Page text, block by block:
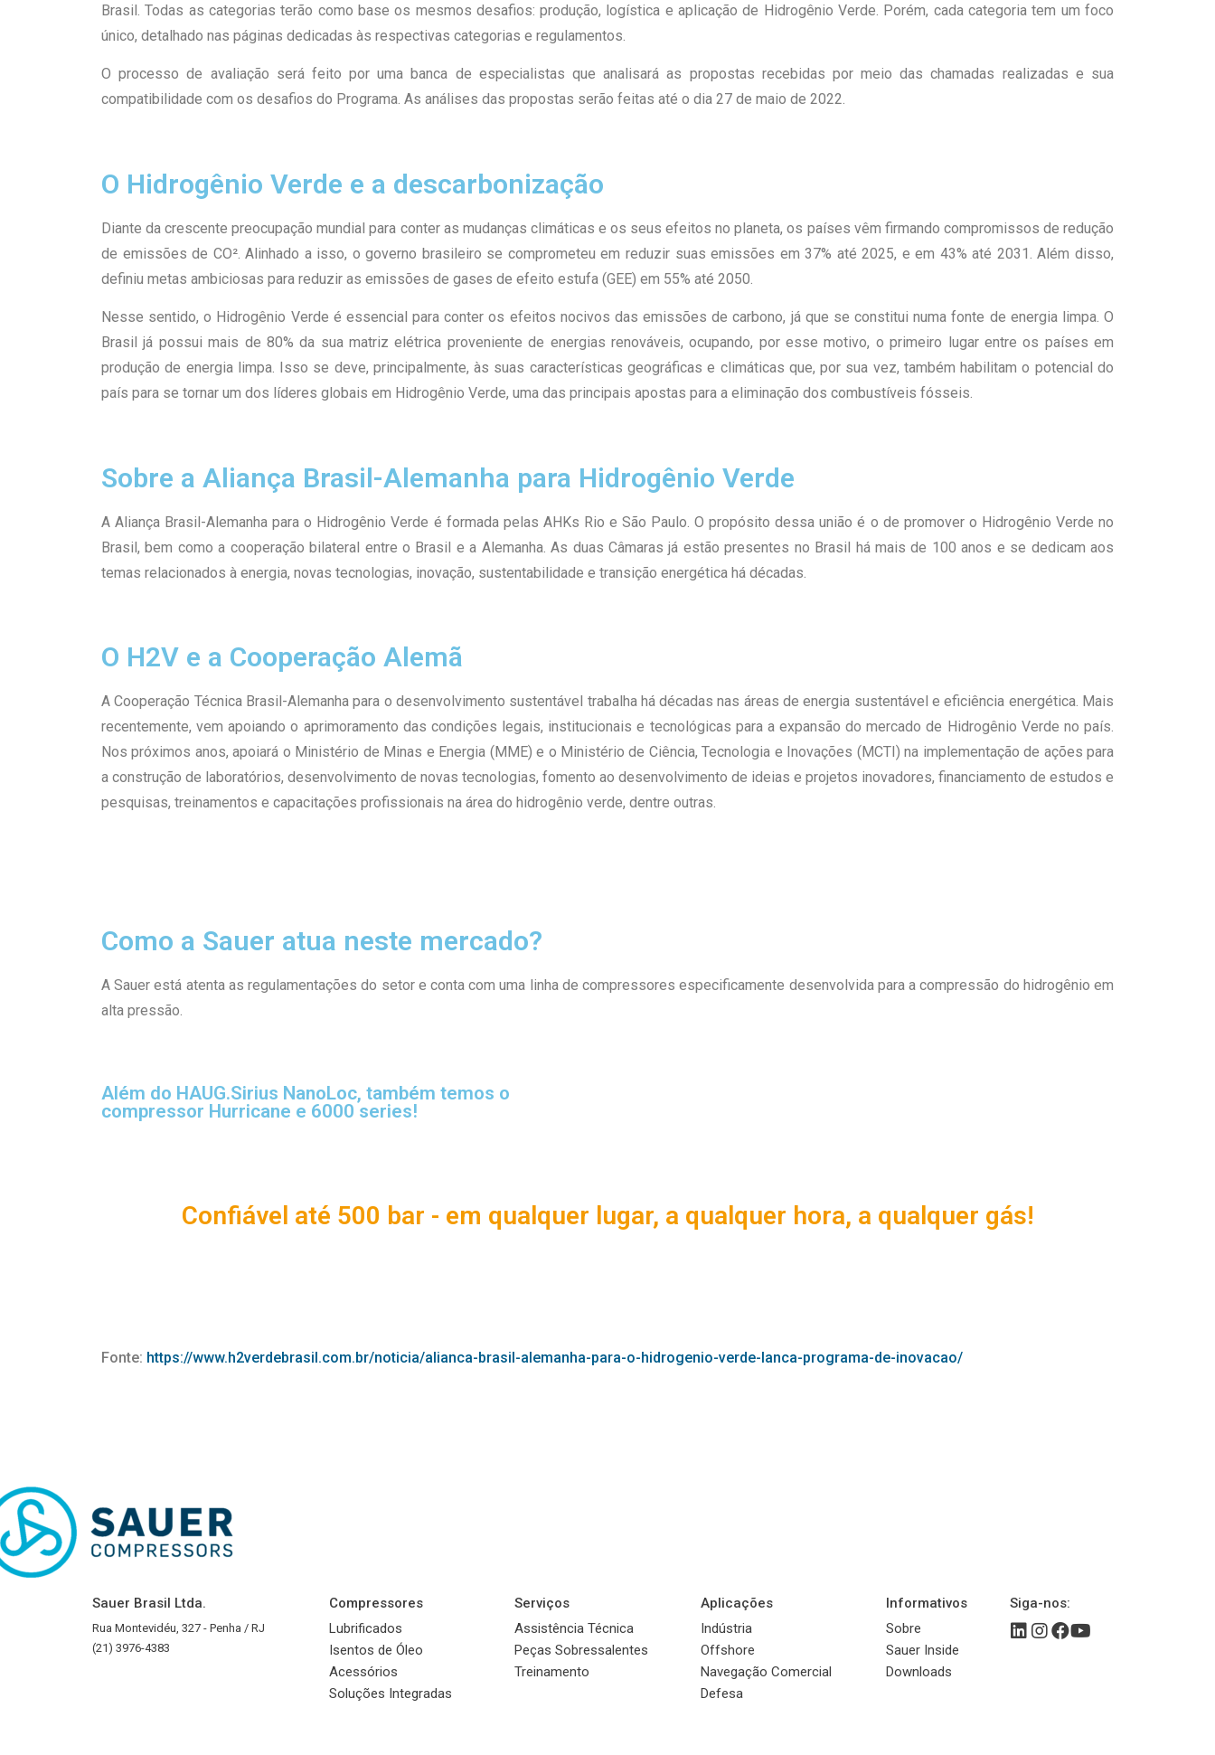
Brasil. Todas as categorias terão como base os mesmos desafios: produção, logística e aplicação de Hidrogênio Verde. Porém, cada categoria tem um foco
único, detalhado nas páginas dedicadas às respectivas categorias e regulamentos.
O processo de avaliação será feito por uma banca de especialistas que analisará as propostas recebidas por meio das chamadas realizadas e sua
compatibilidade com os desafios do Programa. As análises das propostas serão feitas até o dia 27 de maio de 2022.
O Hidrogênio Verde e a descarbonização
Diante da crescente preocupação mundial para conter as mudanças climáticas e os seus efeitos no planeta, os países vêm firmando compromissos de redução
de emissões de CO². Alinhado a isso, o governo brasileiro se comprometeu em reduzir suas emissões em 37% até 2025, e em 43% até 2031. Além disso,
definiu metas ambiciosas para reduzir as emissões de gases de efeito estufa (GEE) em 55% até 2050.
Nesse sentido, o Hidrogênio Verde é essencial para conter os efeitos nocivos das emissões de carbono, já que se constitui numa fonte de energia limpa. O
Brasil já possui mais de 80% da sua matriz elétrica proveniente de energias renováveis, ocupando, por esse motivo, o primeiro lugar entre os países em
produção de energia limpa. Isso se deve, principalmente, às suas características geográficas e climáticas que, por sua vez, também habilitam o potencial do
país para se tornar um dos líderes globais em Hidrogênio Verde, uma das principais apostas para a eliminação dos combustíveis fósseis.
Sobre a Aliança Brasil-Alemanha para Hidrogênio Verde
A Aliança Brasil-Alemanha para o Hidrogênio Verde é formada pelas AHKs Rio e São Paulo. O propósito dessa união é o de promover o Hidrogênio Verde no
Brasil, bem como a cooperação bilateral entre o Brasil e a Alemanha. As duas Câmaras já estão presentes no Brasil há mais de 100 anos e se dedicam aos
temas relacionados à energia, novas tecnologias, inovação, sustentabilidade e transição energética há décadas.
O H2V e a Cooperação Alemã
A Cooperação Técnica Brasil-Alemanha para o desenvolvimento sustentável trabalha há décadas nas áreas de energia sustentável e eficiência energética. Mais
recentemente, vem apoiando o aprimoramento das condições legais, institucionais e tecnológicas para a expansão do mercado de Hidrogênio Verde no país.
Nos próximos anos, apoiará o Ministério de Minas e Energia (MME) e o Ministério de Ciência, Tecnologia e Inovações (MCTI) na implementação de ações para
a construção de laboratórios, desenvolvimento de novas tecnologias, fomento ao desenvolvimento de ideias e projetos inovadores, financiamento de estudos e
pesquisas, treinamentos e capacitações profissionais na área do hidrogênio verde, dentre outras.
Como a Sauer atua neste mercado?
A Sauer está atenta as regulamentações do setor e conta com uma linha de compressores especificamente desenvolvida para a compressão do hidrogênio em
alta pressão.
Além do HAUG.Sirius NanoLoc, também temos o
compressor Hurricane e 6000 series!
Confiável até 500 bar - em qualquer lugar, a qualquer hora, a qualquer gás!
Fonte: https://www.h2verdebrasil.com.br/noticia/alianca-brasil-alemanha-para-o-hidrogenio-verde-lanca-programa-de-inovacao/
Sauer Brasil Ltda.
Rua Montevidéu, 327 - Penha / RJ
(21) 3976-4383
Compressores
Lubrificados
Isentos de Óleo
Acessórios
Soluções Integradas
Serviços
Assistência Técnica
Peças Sobressalentes
Treinamento
Aplicações
Indústria
Offshore
Navegação Comercial
Defesa
Informativos
Sobre
Sauer Inside
Downloads
Siga-nos: